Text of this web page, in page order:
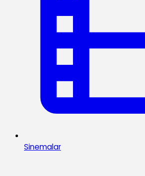
Sinemalar